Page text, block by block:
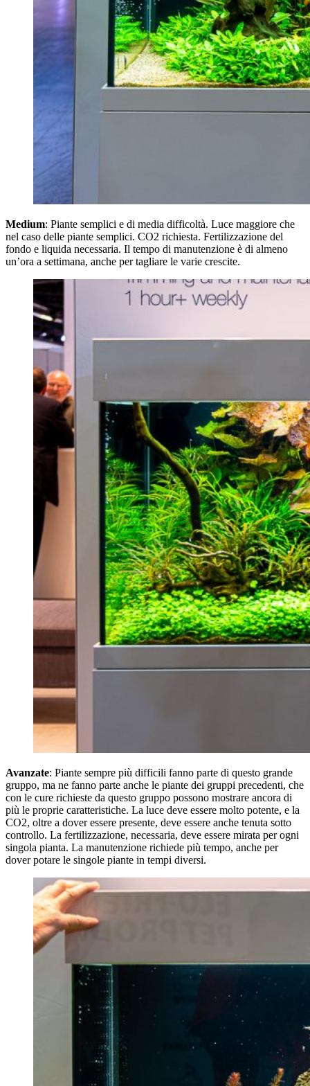
Medium: Piante semplici e di media difficoltà. Luce maggiore che
nel caso delle piante semplici. CO2 richiesta. Fertilizzazione del
fondo e liquida necessaria. Il tempo di manutenzione è di almeno
un’ora a settimana, anche per tagliare le varie crescite.
Avanzate: Piante sempre più difficili fanno parte di questo grande
gruppo, ma ne fanno parte anche le piante dei gruppi precedenti, che
con le cure richieste da questo gruppo possono mostrare ancora di
più le proprie caratteristiche. La luce deve essere molto potente, e la
CO2, oltre a dover essere presente, deve essere anche tenuta sotto
controllo. La fertilizzazione, necessaria, deve essere mirata per ogni
singola pianta. La manutenzione richiede più tempo, anche per
dover potare le singole piante in tempi diversi.